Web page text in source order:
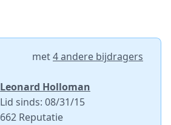
met4 andere bijdragers
Leonard Holloman
Lid sinds: 08/31/15
662 Reputatie